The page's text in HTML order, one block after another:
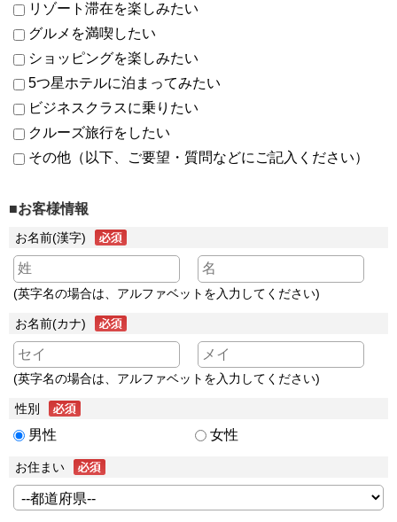
リゾート滞在を楽しみたい
グルメを満喫したい
ショッピングを楽しみたい
5つ星ホテルに泊まってみたい
ビジネスクラスに乗りたい
クルーズ旅行をしたい
その他（以下、ご要望・質問などにご記入ください）
■お客様情報
お名前(漢字)
(英字名の場合は、アルファベットを入力してください)
お名前(カナ)
(英字名の場合は、アルファベットを入力してください)
性別
男性 女性
お住まい